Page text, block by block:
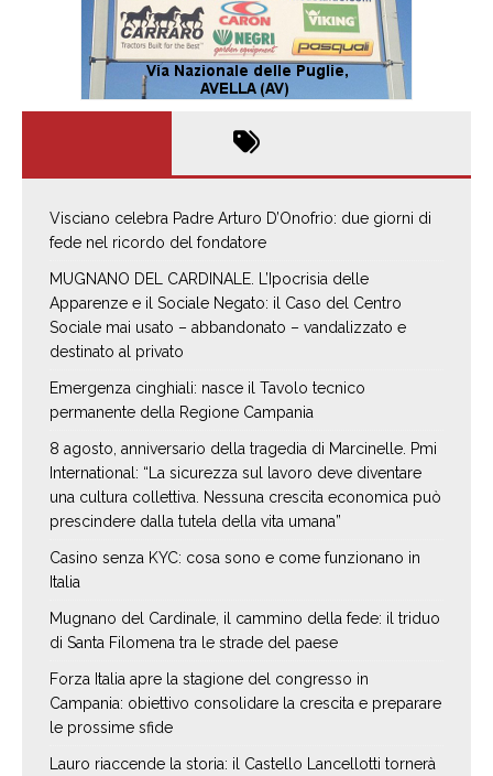
Visciano celebra Padre Arturo D’Onofrio: due giorni di
fede nel ricordo del fondatore
MUGNANO DEL CARDINALE. L’Ipocrisia delle
Apparenze e il Sociale Negato: il Caso del Centro
Sociale mai usato – abbandonato – vandalizzato e
destinato al privato
Emergenza cinghiali: nasce il Tavolo tecnico
permanente della Regione Campania
8 agosto, anniversario della tragedia di Marcinelle. Pmi
International: “La sicurezza sul lavoro deve diventare
una cultura collettiva. Nessuna crescita economica può
prescindere dalla tutela della vita umana”
Casino senza KYC: cosa sono e come funzionano in
Italia
Mugnano del Cardinale, il cammino della fede: il triduo
di Santa Filomena tra le strade del paese
Forza Italia apre la stagione del congresso in
Campania: obiettivo consolidare la crescita e preparare
le prossime sfide
Lauro riaccende la storia: il Castello Lancellotti tornerà